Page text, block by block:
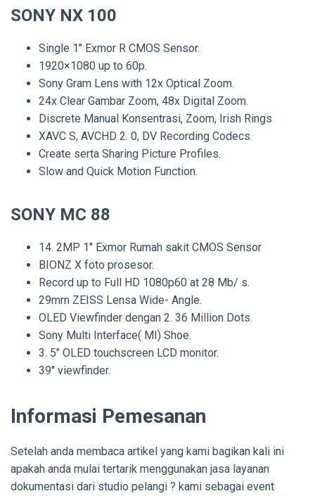
SONY NX 100
Single 1″ Exmor R CMOS Sensor.
1920×1080 up to 60p.
Sony Gram Lens with 12x Optical Zoom.
24x Clear Gambar Zoom, 48x Digital Zoom.
Discrete Manual Konsentrasi, Zoom, Irish Rings
XAVC S, AVCHD 2. 0, DV Recording Codecs.
Create serta Sharing Picture Profiles.
Slow and Quick Motion Function.
SONY MC 88
14. 2MP 1″ Exmor Rumah sakit CMOS Sensor
BIONZ X foto prosesor.
Record up to Full HD 1080p60 at 28 Mb/ s.
29mm ZEISS Lensa Wide- Angle.
OLED Viewfinder dengan 2. 36 Million Dots.
Sony Multi Interface( MI) Shoe.
3. 5″ OLED touchscreen LCD monitor.
39″ viewfinder.
Informasi Pemesanan
Setelah anda membaca artikel yang kami bagikan kali ini
apakah anda mulai tertarik menggunakan jasa layanan
dokumentasi dari studio pelangi ? kami sebagai event